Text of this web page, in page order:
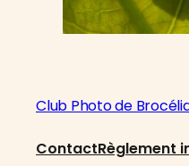
Club Photo de
ContactRèglement